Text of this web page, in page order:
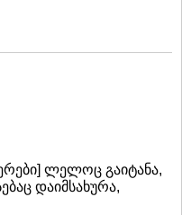
ლელოც გაიტანა,
დაიმსახურა,